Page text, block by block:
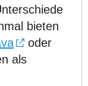
bieten
oder
als